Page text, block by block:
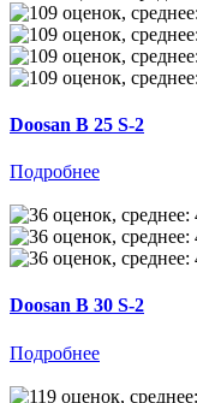
Doosan B 25 S-2
Подробнее
Doosan B 30 S-2
Подробнее